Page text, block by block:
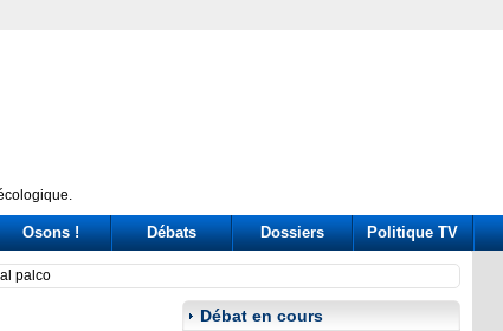
Osons ! Débats Dossiers Politique TV
afirman en Uruguay
Débat en cours